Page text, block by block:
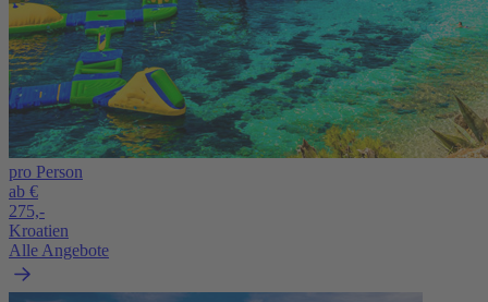
pro Person
ab €
275,-
Kroatien
Alle Angebote